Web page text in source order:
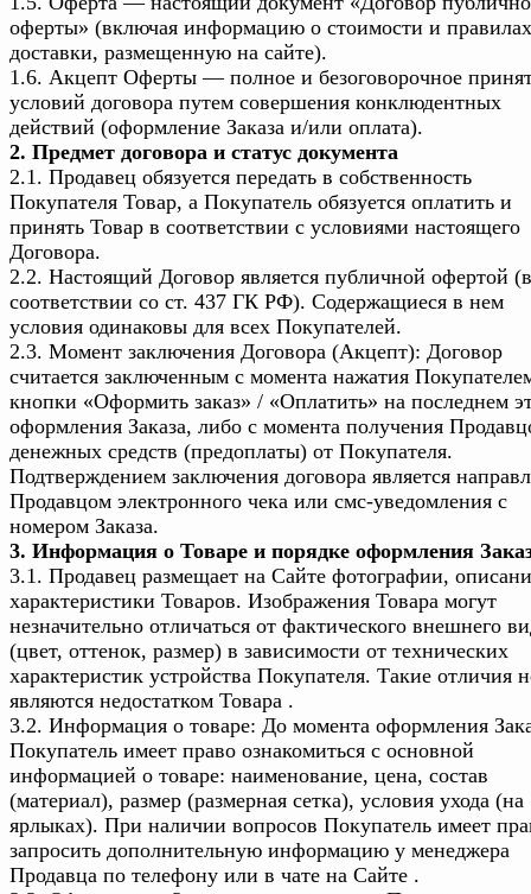
оферты» (включая информацию о стоимости и правилах
доставки, размещенную на сайте).
1.6. Акцепт Оферты — полное и безоговорочное
условий договора путем совершения конклюдентных
действий (оформление Заказа и/или оплата).
2. Предмет договора и статус документа
2.1. Продавец обязуется передать в собственность
Покупателя Товар, а Покупатель обязуется оплатить и
принять Товар в соответствии с условиями настоящего
Договора.
2.2. Настоящий Договор является публичной офертой (в
соответствии со ст. 437 ГК РФ). Содержащиеся в нем
условия одинаковы для всех Покупателей.
2.3. Момент заключения Договора (Акцепт): Договор
считается заключенным с момента нажатия
кнопки «Оформить заказ» / «Оплатить» на последнем
оформления Заказа, либо с момента получения
денежных средств (предоплаты) от Покупателя.
Подтверждением заключения договора является
Продавцом электронного чека или смс-уведомления с
номером Заказа.
3. Информация о Товаре и порядке оформления
3.1. Продавец размещает на Сайте фотографии,
характеристики Товаров. Изображения Товара могут
незначительно отличаться от фактического внешнего
(цвет, оттенок, размер) в зависимости от технических
характеристик устройства Покупателя. Такие отличия
являются недостатком Товара .
3.2. Информация о товаре: До момента оформления
Покупатель имеет право ознакомиться с основной
информацией о товаре: наименование, цена, состав
(материал), размер (размерная сетка), условия ухода (на
ярлыках). При наличии вопросов Покупатель имеет
запросить дополнительную информацию у менеджера
Продавца по телефону или в чате на Сайте .